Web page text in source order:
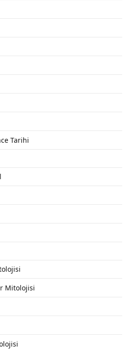
Tarihi
Mitolojisi